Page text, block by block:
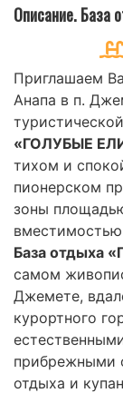
Описание. База
Приглашаем
Анапа в п.
«ГОЛУБЫЕ
тихом и
пионерском
зоны
База отдыха
самом
Джемете,
курортного
прибрежными
отдыха и